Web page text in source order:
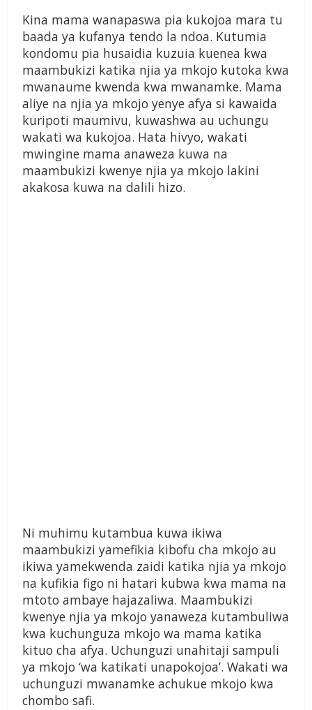
Kina mama wanapaswa pia kukojoa mara tu
baada ya kufanya tendo la ndoa. Kutumia
kondomu pia husaidia kuzuia kuenea kwa
maambukizi katika njia ya mkojo kutoka kwa
mwanaume kwenda kwa mwanamke. Mama
aliye na njia ya mkojo yenye afya si kawaida
kuripoti maumivu, kuwashwa au uchungu
wakati wa kukojoa. Hata hivyo, wakati
mwingine mama anaweza kuwa na
maambukizi kwenye njia ya mkojo lakini
akakosa kuwa na dalili hizo.
Ni muhimu kutambua kuwa ikiwa
maambukizi yamefikia kibofu cha mkojo au
ikiwa yamekwenda zaidi katika njia ya mkojo
na kufikia figo ni hatari kubwa kwa mama na
mtoto ambaye hajazaliwa. Maambukizi
kwenye njia ya mkojo yanaweza kutambuliwa
kwa kuchunguza mkojo wa mama katika
kituo cha afya. Uchunguzi unahitaji sampuli
ya mkojo ‘wa katikati unapokojoa’. Wakati wa
uchunguzi mwanamke achukue mkojo kwa
chombo safi.